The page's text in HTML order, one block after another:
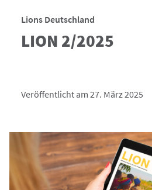
Lions Deutschland
LION 2/2025
Veröffentlicht am 27. März 2025